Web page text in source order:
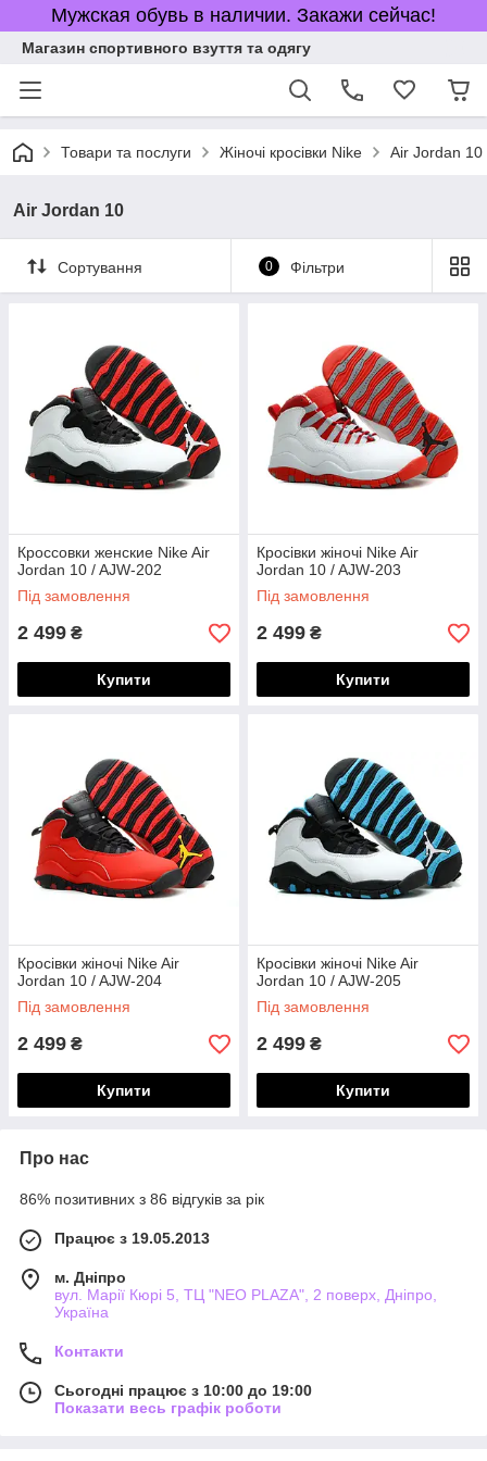
Мужская обувь в наличии. Закажи сейчас!
Магазин спортивного взуття та одягу
Товари та послуги Жіночі кросівки Nike Air Jordan 10
Air Jordan 10
Сортування 0 Фільтри
Кроссовки женские Nike Air
Jordan 10 / AJW-202
Під замовлення
2 499 ₴
Купити
Кросівки жіночі Nike Air
Jordan 10 / AJW-203
Під замовлення
2 499 ₴
Купити
Кросівки жіночі Nike Air
Jordan 10 / AJW-204
Під замовлення
2 499 ₴
Купити
Кросівки жіночі Nike Air
Jordan 10 / AJW-205
Під замовлення
2 499 ₴
Купити
Про нас
86% позитивних з 86 відгуків за рік
Працює з 19.05.2013
м. Дніпро
вул. Марії Кюрі 5, ТЦ "NEO PLAZA", 2 поверх, Дніпро,
Україна
Контакти
Сьогодні працює з 10:00 до 19:00
Показати весь графік роботи